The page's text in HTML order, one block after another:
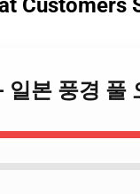
Customers
본 풍경 풀